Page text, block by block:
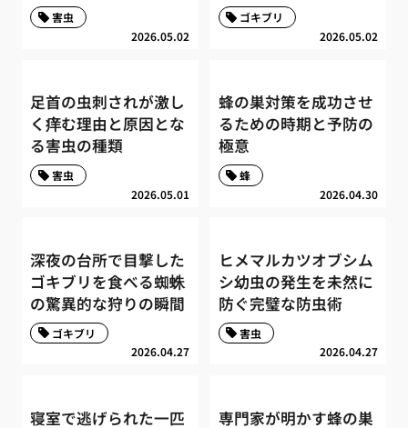
2026.05.02
害虫
2026.05.02
ゴキブリ
足首の虫刺されが激し
く痒む理由と原因とな
る害虫の種類
2026.05.01
害虫
蜂の巣対策を成功させ
るための時期と予防の
極意
2026.04.30
蜂
深夜の台所で目撃した
ゴキブリを食べる蜘蛛
の驚異的な狩りの瞬間
2026.04.27
ゴキブリ
ヒメマルカツオブシム
シ幼虫の発生を未然に
防ぐ完璧な防虫術
2026.04.27
害虫
寝室で逃げられた一匹
専門家が明かす蜂の巣